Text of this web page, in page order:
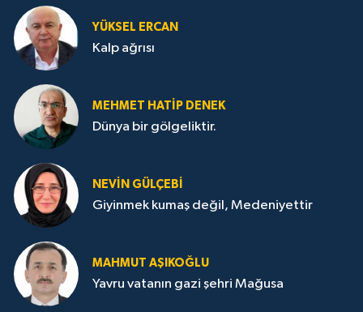
YÜKSEL ERCAN
Kalp ağrısı
MEHMET HATİP DENEK
Dünya bir gölgeliktir.
NEVİN GÜLÇEBİ
Giyinmek kumaş değil, Medeniyettir
MAHMUT AŞIKOĞLU
Yavru vatanın gazi şehri Mağusa